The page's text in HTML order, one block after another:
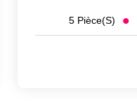
5 Pièce(s)